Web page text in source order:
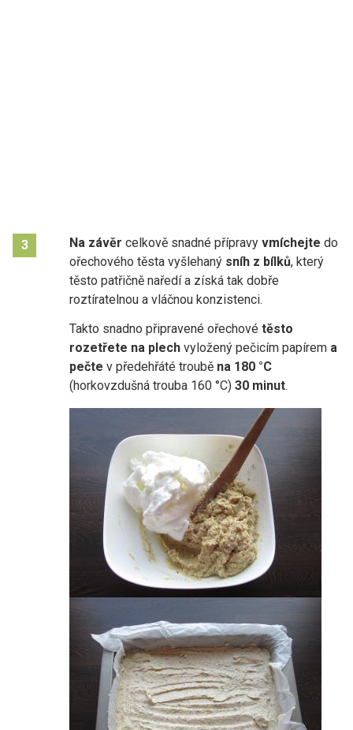
3 Na závěr celkově snadné přípravy vmíchejte do
ořechového těsta vyšlehaný sníh z bílků, který
těsto patřičně naředí a získá tak dobře
roztíratelnou a vláčnou konzistenci.
Takto snadno připravené ořechové těsto
rozetřete na plech vyložený pečicím papírem a
pečte v předehřáté troubě na 180 °C
(horkovzdušná trouba 160 °C) 30 minut.